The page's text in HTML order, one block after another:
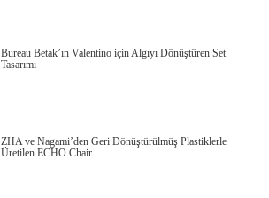
Bureau Betak’ın Valentino için Algıyı Dönüştüren Set
Tasarımı
ZHA ve Nagami’den Geri Dönüştürülmüş Plastiklerle
Üretilen ECHO Chair